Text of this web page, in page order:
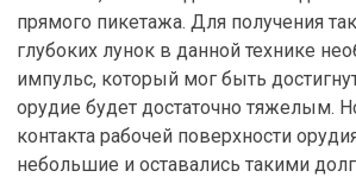
прямого пикетажа. Для получения
глубоких лунок в данной технике
импульс, который мог быть
орудие будет достаточно тяжелым.
контакта рабочей поверхности
небольшие и оставались такими